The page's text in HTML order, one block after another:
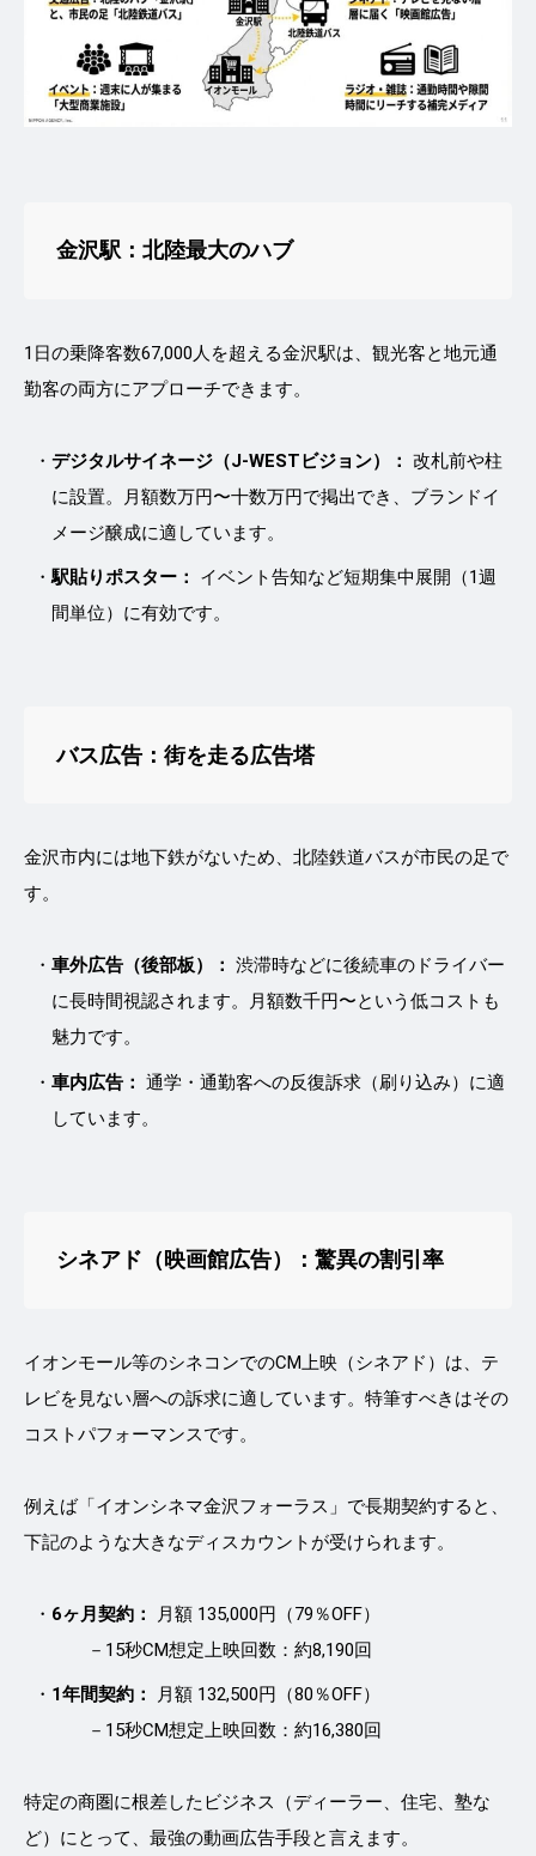
金沢駅：北陸最大のハブ
1日の乗降客数67,000人を超える金沢駅は、観光客と地元通
勤客の両方にアプローチできます。
デジタルサイネージ（J-WESTビジョン）： 改札前や柱
に設置。月額数万円〜十数万円で掲出でき、ブランドイ
メージ醸成に適しています。
駅貼りポスター：
イベント告知など短期集中展開（1週
間単位）に有効です。
バス広告：街を走る広告塔
金沢市内には地下鉄がないため、北陸鉄道バスが市民の足で
す。
車外広告（後部板）： 渋滞時などに後続車のドライバー
に長時間視認されます。月額数千円〜という低コストも
魅力です。
車内広告： 通学・通勤客への反復訴求（刷り込み）に適
しています。
シネアド（映画館広告）：驚異の割引率
イオンモール等のシネコンでのCM上映（シネアド）は、テ
レビを見ない層への訴求に適しています。特筆すべきはその
コストパフォーマンスです。
例えば「イオンシネマ金沢フォーラス」で長期契約すると、
下記のような大きなディスカウントが受けられます。
6ヶ月契約：
月額 135,000円（79％OFF）
－15秒CM想定上映回数：約8,190回
1年間契約：
月額 132,500円（80％OFF）
－15秒CM想定上映回数：約16,380回
特定の商圏に根差したビジネス（ディーラー、住宅、塾な
ど）にとって、最強の動画広告手段と言えます。